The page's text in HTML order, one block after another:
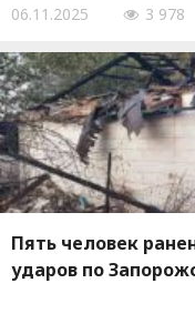
06.11.2025 3 978
Пять человек
ударов по